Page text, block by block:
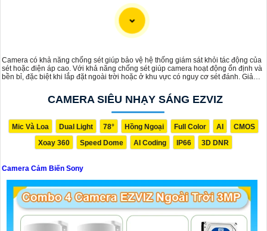
nhất. Với camera này, bạn có thể giám sát từ xa qua điện thoại hay
máy tính dễ dàng với hình rõ ràng chân thực nhất, đặc biệt là vào
Camera có khả năng chống sét giúp bảo vệ hệ thống giám sát khỏi tác động của
sét hoặc điện áp cao. Với khả năng chống sét giúp camera hoạt động ổn định và
bền bỉ, đặc biệt khi lắp đặt ngoài trời hoặc ở khu vực có nguy cơ sét đánh. Giảm
của camera, ngay cả trong điều kiện thời tiết khắc nghiệt.
CAMERA SIÊU NHẠY SÁNG EZVIZ
Mic Và Loa Dual Light 78° Hồng Ngoại Full Color AI
CMOS
Xoay 360
Speed Dome AI Coding IP66 3D DNR
Camera Cảm Biến Sony